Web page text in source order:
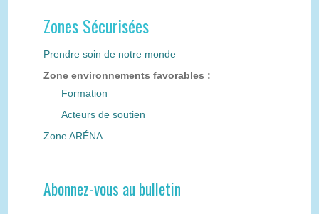
Zones Sécurisées
Prendre soin de notre monde
Zone environnements favorables :
Formation
Acteurs de soutien
Zone ARÉNA
Abonnez-vous au bulletin